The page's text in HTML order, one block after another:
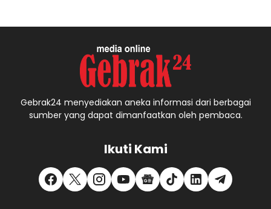
Gebrak24 menyediakan aneka informasi dari berbagai
sumber yang dapat dimanfaatkan oleh pembaca.
Ikuti Kami